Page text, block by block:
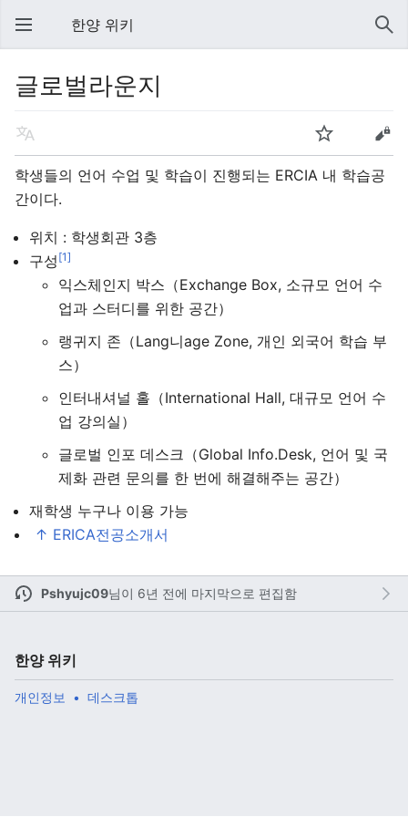
주 메뉴 열기
한양 위키
글로벌라운지
다 편
학생들의 언어 수업 및 학습이 진행되는 ERCIA 내 학습공
간이다.
위치 : 학생회관 3층
구성 [1]
익스체인지 박스（Exchange Box, 소규모 언어 수
업과 스터디를 위한 공간）
랭귀지 존（Lang니age Zone, 개인 외국어 학습 부
스）
인터내셔널 홀（International Hall, 대규모 언어 수
업 강의실）
글로벌 인포 데스크（Global Info.Desk, 언어 및 국
제화 관련 문의를 한 번에 해결해주는 공간）
재학생 누구나 이용 가능
↑ ERICA전공소개서
Pshyujc09님이 6년 전에 마지막으로 편집함
한양 위키
개인정보 데스크톱